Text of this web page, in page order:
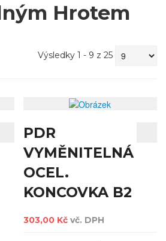
Hrotem
Výsledky 1 - 9 z 25
PDR
VYMĚNITELNÁ
OCEL.
KONCOVKA B2
303,00 Kč vč. DPH